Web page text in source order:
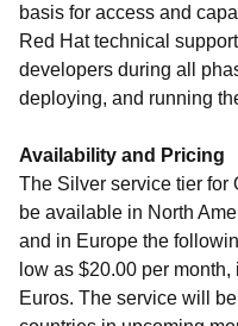
basis for access and
Red Hat technical
developers during all
deploying, and running
Availability and Pricing
The Silver service tier for
be available in North
and in Europe the
low as $20.00 per
Euros. The service will